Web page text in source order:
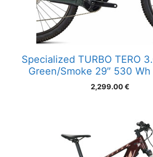
Specialized TURBO TERO
Green/Smoke 29″ 530
2,299.00€